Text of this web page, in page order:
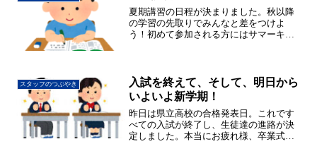
にも行けず志望校の決定が...
夏期講習の日程が決まりました。秋以降
の学習の先取りでみんなと差をつけよ
う！初めて参加される方にはサマーキャ
スタッフのつぶやき
入試を終えて、そして、明日から
いよいよ新学期！
昨日は県立高校の合格発表日。これです
べての入試が終了し、生徒達の進路が決
定しました。本当にお疲れ様、卒業式ま